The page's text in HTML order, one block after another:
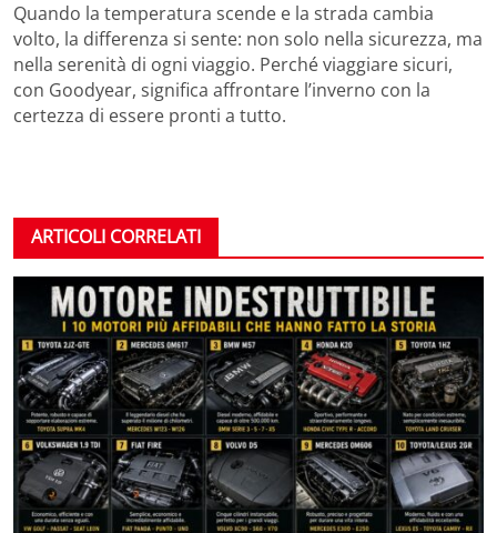
Quando la temperatura scende e la strada cambia
volto, la differenza si sente: non solo nella sicurezza, ma
nella serenità di ogni viaggio. Perché viaggiare sicuri,
con Goodyear, significa affrontare l’inverno con la
certezza di essere pronti a tutto.
ARTICOLI CORRELATI